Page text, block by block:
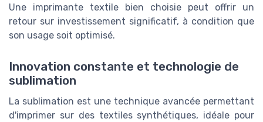
Une imprimante textile bien choisie peut offrir un
retour sur investissement significatif, à condition que
son usage soit optimisé.
Innovation constante et technologie de
sublimation
La sublimation est une technique avancée permettant
d'imprimer sur des textiles synthétiques, idéale pour